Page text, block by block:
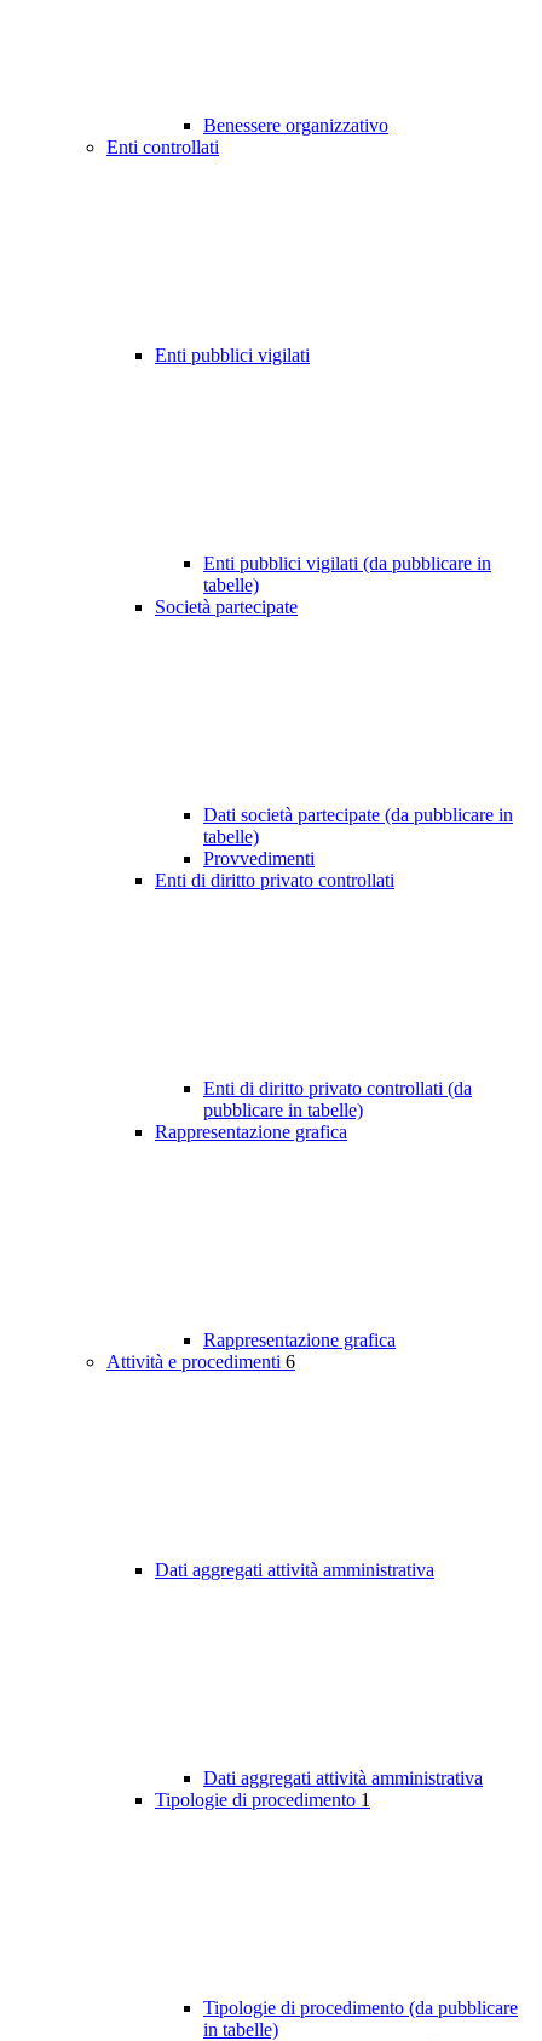
Benessere organizzativo
Enti controllati
Enti pubblici vigilati
Enti pubblici vigilati (da pubblicare in
tabelle)
Società partecipate
Dati società partecipate (da pubblicare in
tabelle)
Provvedimenti
Enti di diritto privato controllati
Enti di diritto privato controllati (da
pubblicare in tabelle)
Rappresentazione grafica
Rappresentazione grafica
Attività e procedimenti 6
Dati aggregati attività amministrativa
Dati aggregati attività amministrativa
Tipologie di procedimento 1
Tipologie di procedimento (da pubblicare
in tabelle)